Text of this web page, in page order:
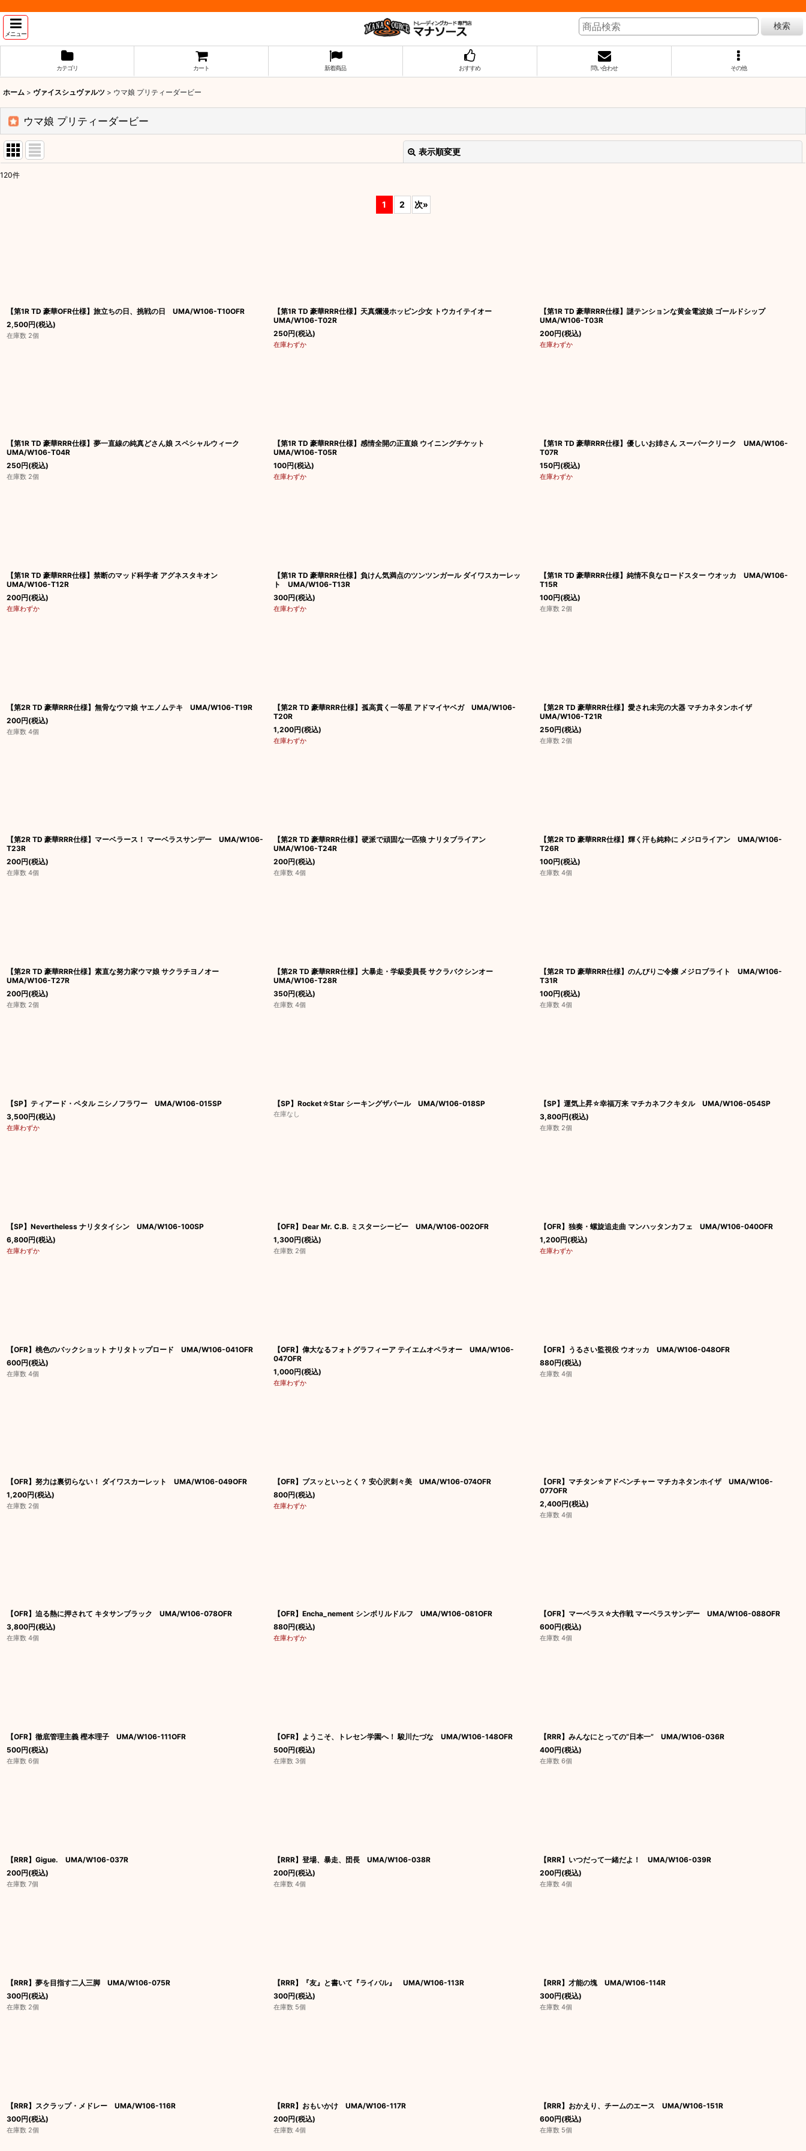
メニュー
検索
カテゴリ カート 新着商品 おすすめ 問い合わせ その他
ホーム > ヴァイスシュヴァルツ > ウマ娘 プリティーダービー
ウマ娘 プリティーダービー
表示順変更
120件
1 2 次»
【第1R TD 豪華OFR仕様】旅立ちの日、挑戦の日 UMA/W106-T10OFR
2,500円(税込)
在庫数 2個
【第1R TD 豪華RRR仕様】天真爛漫ホッピン少女 トウカイテイオー
UMA/W106-T02R
250円(税込)
在庫わずか
【第1R TD 豪華RRR仕様】謎テンションな黄金電波娘 ゴールドシップ
UMA/W106-T03R
200円(税込)
在庫わずか
【第1R TD 豪華RRR仕様】夢一直線の純真どさん娘 スペシャルウィーク
UMA/W106-T04R
250円(税込)
在庫数 2個
【第1R TD 豪華RRR仕様】感情全開の正直娘 ウイニングチケット
UMA/W106-T05R
100円(税込)
在庫わずか
【第1R TD 豪華RRR仕様】優しいお姉さん スーパークリーク UMA/W106-
T07R
150円(税込)
在庫わずか
【第1R TD 豪華RRR仕様】禁断のマッド科学者 アグネスタキオン
UMA/W106-T12R
200円(税込)
在庫わずか
【第1R TD 豪華RRR仕様】負けん気満点のツンツンガール ダイワスカーレッ
ト UMA/W106-T13R
300円(税込)
在庫わずか
【第1R TD 豪華RRR仕様】純情不良なロードスター ウオッカ UMA/W106-
T15R
100円(税込)
在庫数 2個
【第2R TD 豪華RRR仕様】無骨なウマ娘 ヤエノムテキ UMA/W106-T19R
200円(税込)
在庫数 4個
【第2R TD 豪華RRR仕様】孤高貫く一等星 アドマイヤベガ UMA/W106-
T20R
1,200円(税込)
在庫わずか
【第2R TD 豪華RRR仕様】愛され未完の大器 マチカネタンホイザ
UMA/W106-T21R
250円(税込)
在庫数 2個
【第2R TD 豪華RRR仕様】マーベラース！ マーベラスサンデー UMA/W106-
T23R
200円(税込)
在庫数 4個
【第2R TD 豪華RRR仕様】硬派で頑固な一匹狼 ナリタブライアン
UMA/W106-T24R
200円(税込)
在庫数 4個
【第2R TD 豪華RRR仕様】輝く汗も純粋に メジロライアン UMA/W106-
T26R
100円(税込)
在庫数 4個
【第2R TD 豪華RRR仕様】素直な努力家ウマ娘 サクラチヨノオー
UMA/W106-T27R
200円(税込)
在庫数 2個
【第2R TD 豪華RRR仕様】大暴走・学級委員長 サクラバクシンオー
UMA/W106-T28R
350円(税込)
在庫数 4個
【第2R TD 豪華RRR仕様】のんびりご令嬢 メジロブライト UMA/W106-
T31R
100円(税込)
在庫数 4個
【SP】ティアード・ペタル ニシノフラワー UMA/W106-015SP
3,500円(税込)
在庫わずか
【SP】Rocket☆Star シーキングザパール UMA/W106-018SP
在庫なし
【SP】運気上昇☆幸福万来 マチカネフクキタル UMA/W106-054SP
3,800円(税込)
在庫数 2個
【SP】Nevertheless ナリタタイシン UMA/W106-100SP
6,800円(税込)
在庫わずか
【OFR】Dear Mr. C.B. ミスターシービー UMA/W106-002OFR
1,300円(税込)
在庫数 2個
【OFR】独奏・螺旋追走曲 マンハッタンカフェ UMA/W106-040OFR
1,200円(税込)
在庫わずか
【OFR】桃色のバックショット ナリタトップロード UMA/W106-041OFR
600円(税込)
在庫数 4個
【OFR】偉大なるフォトグラフィーア テイエムオペラオー UMA/W106-
047OFR
1,000円(税込)
在庫わずか
【OFR】うるさい監視役 ウオッカ UMA/W106-048OFR
880円(税込)
在庫数 4個
【OFR】努力は裏切らない！ ダイワスカーレット UMA/W106-049OFR
1,200円(税込)
在庫数 2個
【OFR】ブスッといっとく？ 安心沢刺々美 UMA/W106-074OFR
800円(税込)
在庫わずか
【OFR】マチタン☆アドベンチャー マチカネタンホイザ UMA/W106-
077OFR
2,400円(税込)
在庫数 4個
【OFR】迫る熱に押されて キタサンブラック UMA/W106-078OFR
3,800円(税込)
在庫数 4個
【OFR】Encha_nement シンボリルドルフ UMA/W106-081OFR
880円(税込)
在庫わずか
【OFR】マーベラス☆大作戦 マーベラスサンデー UMA/W106-088OFR
600円(税込)
在庫数 4個
【OFR】徹底管理主義 樫本理子 UMA/W106-111OFR
500円(税込)
在庫数 6個
【OFR】ようこそ、トレセン学園へ！ 駿川たづな UMA/W106-148OFR
500円(税込)
在庫数 3個
【RRR】みんなにとっての“日本一” UMA/W106-036R
400円(税込)
在庫数 6個
【RRR】Gigue. UMA/W106-037R
200円(税込)
在庫数 7個
【RRR】登場、暴走、団長 UMA/W106-038R
200円(税込)
在庫数 4個
【RRR】いつだって一緒だよ！ UMA/W106-039R
200円(税込)
在庫数 4個
【RRR】夢を目指す二人三脚 UMA/W106-075R
300円(税込)
在庫数 2個
【RRR】『友』と書いて『ライバル』 UMA/W106-113R
300円(税込)
在庫数 5個
【RRR】才能の塊 UMA/W106-114R
300円(税込)
在庫数 4個
【RRR】スクラップ・メドレー UMA/W106-116R
300円(税込)
在庫数 2個
【RRR】おもいかけ UMA/W106-117R
200円(税込)
在庫数 4個
【RRR】おかえり、チームのエース UMA/W106-151R
600円(税込)
在庫数 5個